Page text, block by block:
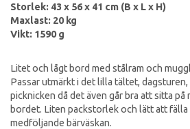
Storlek: 43 x 56 x 41 cm (B x L x H)
Maxlast: 20 kg
Vikt: 1590 g
Litet och lågt bord med stålram och
Passar utmärkt i det lilla tältet,
picknicken då det även går bra att sitta på
bordet. Liten packstorlek och lätt att fälla
medföljande bärväskan.